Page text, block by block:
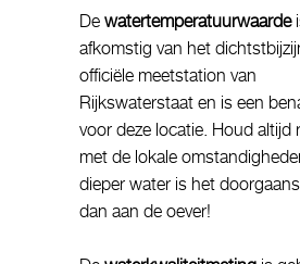
De watertemperatuurwaarde
afkomstig van het
officiële meetstation van
Rijkswaterstaat en is een
voor deze locatie. Houd altijd
met de lokale
dieper water is het
dan aan de oever!